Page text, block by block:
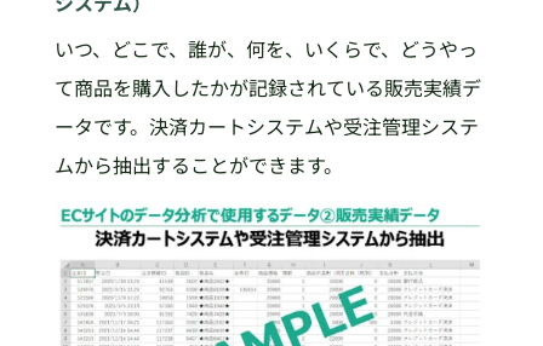
いつ、どこで、誰が、何を、いくらで、どうやっ
て商品を購入したかが記録されている販売実績デ
ータです。決済カートシステムや受注管理システ
ムから抽出することができます。